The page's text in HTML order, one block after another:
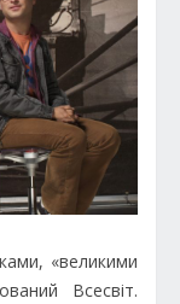
«великими
Всесвіт.